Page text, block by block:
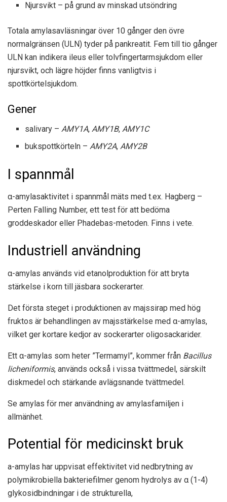
Njursvikt – på grund av minskad utsöndring
Totala amylasavläsningar över 10 gånger den övre
normalgränsen (ULN) tyder på pankreatit. Fem till tio gånger
ULN kan indikera ileus eller tolvfingertarmsjukdom eller
njursvikt, och lägre höjder finns vanligtvis i
spottkörtelsjukdom.
Gener
salivary – AMY1A, AMY1B, AMY1C
bukspottkörteln – AMY2A, AMY2B
I spannmål
α-amylasaktivitet i spannmål mäts med t.ex. Hagberg –
Perten Falling Number, ett test för att bedöma
groddeskador eller Phadebas-metoden. Finns i vete.
Industriell användning
α-amylas används vid etanolproduktion för att bryta
stärkelse i korn till jäsbara sockerarter.
Det första steget i produktionen av majssirap med hög
fruktos är behandlingen av majsstärkelse med α-amylas,
vilket ger kortare kedjor av sockerarter oligosackarider.
Ett α-amylas som heter ”Termamyl”, kommer från Bacillus
licheniformis, används också i vissa tvättmedel, särskilt
diskmedel och stärkande avlägsnande tvättmedel.
Se amylas för mer användning av amylasfamiljen i
allmänhet.
Potential för medicinskt bruk
a-amylas har uppvisat effektivitet vid nedbrytning av
polymikrobiella bakteriefilmer genom hydrolys av α (1-4)
glykosidbindningar i de strukturella,